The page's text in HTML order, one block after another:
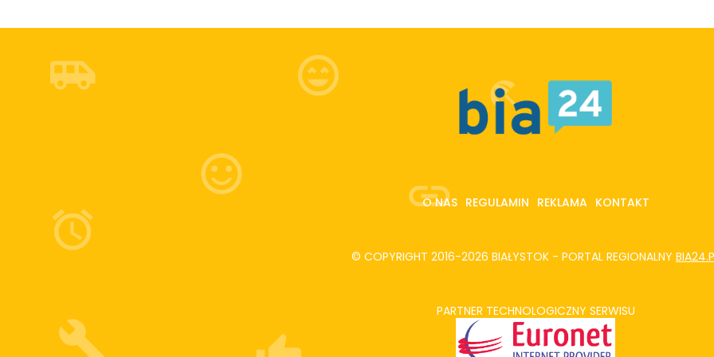
O NAS REGULAMIN REKLAMA KONTAKT
© COPYRIGHT 2016-2026 BIAŁYSTOK - PORTAL REGIONALNY
PARTNER TECHNOLOGICZNY SERWISU